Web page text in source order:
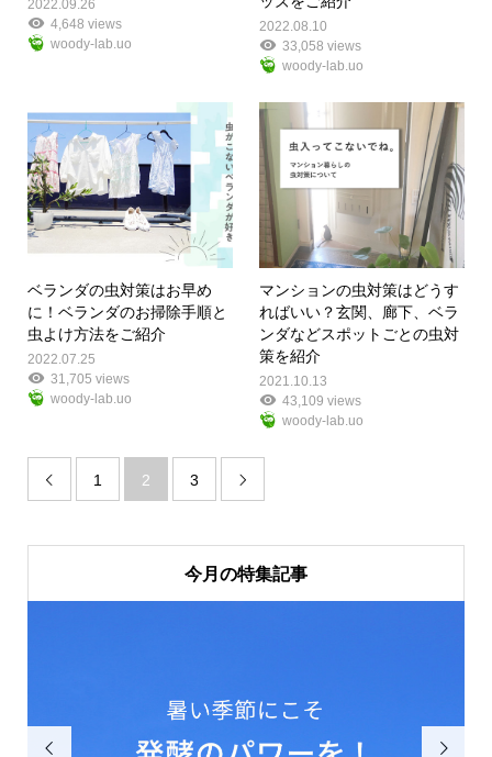
2022.09.26
4,648 views
woody-lab.uo
2022.08.10
33,058 views
woody-lab.uo
ベランダの虫対策はお早め
に！ベランダのお掃除手順と
虫よけ方法をご紹介
2022.07.25
31,705 views
woody-lab.uo
マンションの虫対策はどうす
ればいい？玄関、廊下、ベラ
ンダなどスポットごとの虫対
策を紹介
2021.10.13
43,109 views
woody-lab.uo
 1 2 3 
今月の特集記事
 